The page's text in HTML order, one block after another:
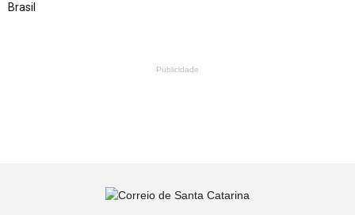
Brasil
Publicidade